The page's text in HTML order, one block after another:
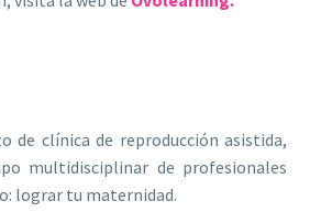
de clínica de reproducción asistida,
multidisciplinar de profesionales
lograr tu maternidad.